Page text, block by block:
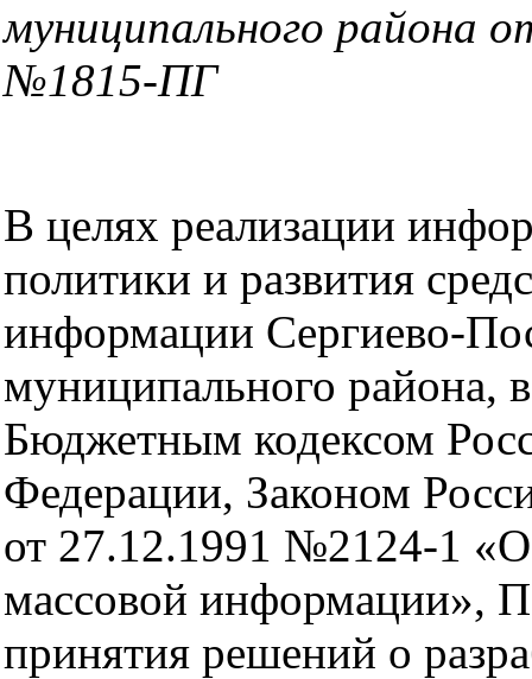
муниципального района
№1815-ПГ
В целях реализации
политики и развития
информации Сергиево-
муниципального района,
Бюджетным кодексом
Федерации, Законом
от 27.12.1991 №2124-1 «О
массовой информации»,
принятия решений о